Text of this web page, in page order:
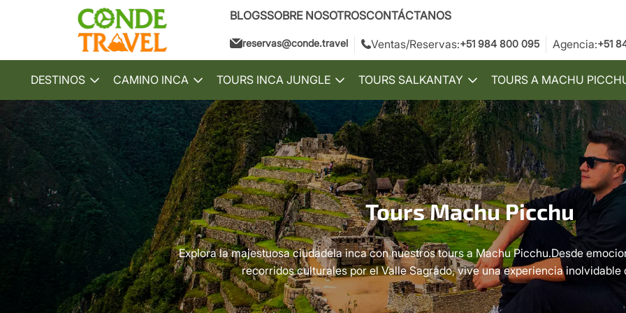
BLOGSSOBRE NOSOTROSCONTÁCTANOS
reservas@conde.travel Ventas/Reservas:+51 984 800 095 Agencia:+51
DESTINOS
Toggle
submenu
CAMINO INCA
Toggle
submenu
TOURS INCA JUNGLE
Toggle
submenu
TOURS SALKANTAY
Toggle
submenu
TOURS A MACHU
Tours Machu Picchu
Explora la majestuosa ciudadela inca con nuestros tours a Machu Picchu.Desde
recorridos culturales por el Valle Sagrado, vive una experiencia inolvidable